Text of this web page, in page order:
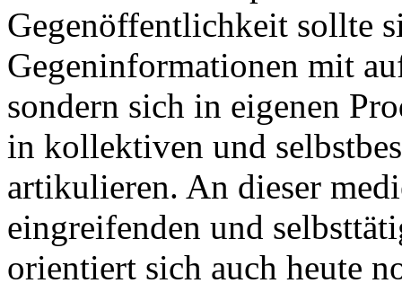
Gegenöffentlichkeit sollte
Gegeninformationen mit
sondern sich in eigenen
in kollektiven und
artikulieren. An dieser
eingreifenden und
orientiert sich auch heute